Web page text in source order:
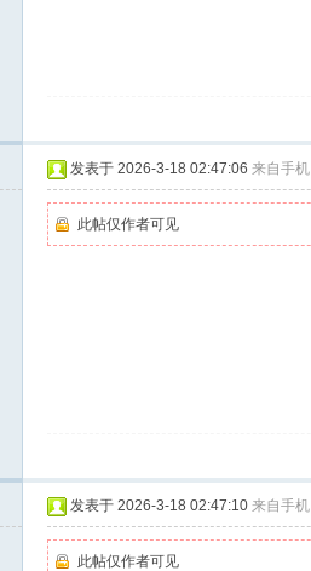
发表于 2026-3-18 02:47:06 来自手机
此帖仅作者可见
发表于 2026-3-18 02:47:10 来自手机
此帖仅作者可见